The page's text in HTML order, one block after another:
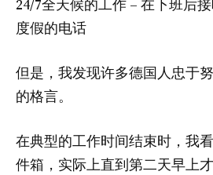
24/7全天候的工作 – 在下班后
度假的电话
但是，我发现许多德国人忠于
的格言。
在典型的工作时间结束时，我
件箱，实际上直到第二天早上